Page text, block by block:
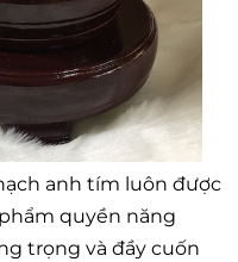
anh tím luôn được
quyền năng
trọng và đầy cuốn